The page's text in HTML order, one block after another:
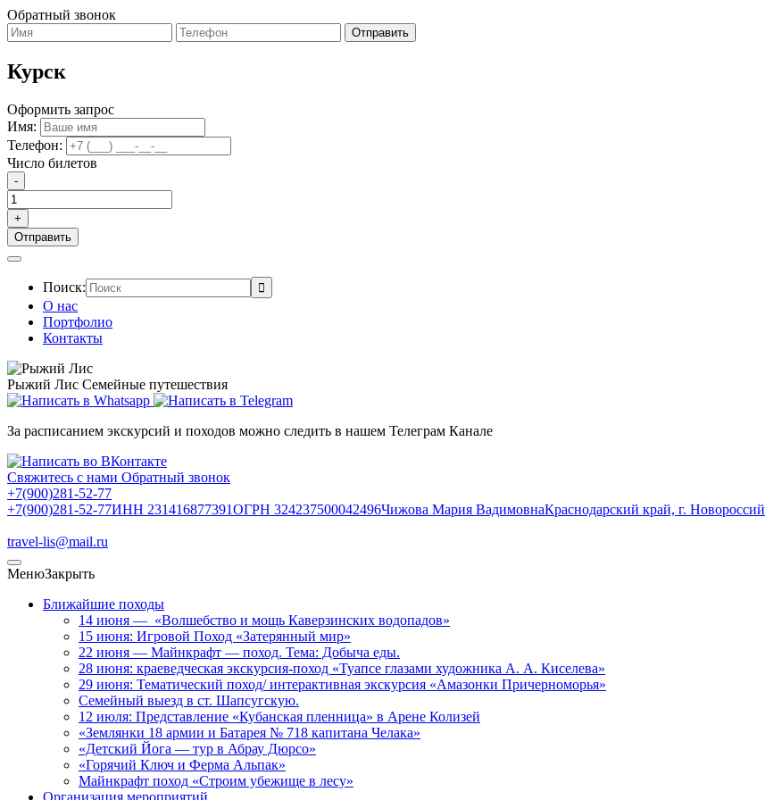
Обратный звонок
Курск
Оформить запрос
Имя:
Телефон:
Число билетов
-
+
Поиск:
О нас
Портфолио
Контакты
Рыжий Лис Семейные путешествия
За расписанием экскурсий и походов можно следить в нашем Телеграм Канале
Свяжитесь с нами Обратный звонок
+7(900)281-52-77
+7(900)281-52-77ИНН 231416877391ОГРН 324237500042496Чижова Мария ВадимовнаКраснодарский край, г.
travel-lis@mail.ru
МенюЗакрыть
Ближайшие походы
14 июня — «Волшебство и мощь Каверзинских водопадов»
15 июня: Игровой Поход «Затерянный мир»
22 июня — Майнкрафт — поход. Тема: Добыча еды.
28 июня: краеведческая экскурсия-поход «Туапсе глазами художника А. А. Киселева»
29 июня: Тематический поход/ интерактивная экскурсия «Амазонки Причерноморья»
Семейный выезд в ст. Шапсугскую.
12 июля: Представление «Кубанская пленница» в Арене Колизей
«Землянки 18 армии и Батарея № 718 капитана Челака»
«Детский Йога — тур в Абрау Дюрсо»
«Горячий Ключ и Ферма Альпак»
Майнкрафт поход «Строим убежище в лесу»
Организация мероприятий